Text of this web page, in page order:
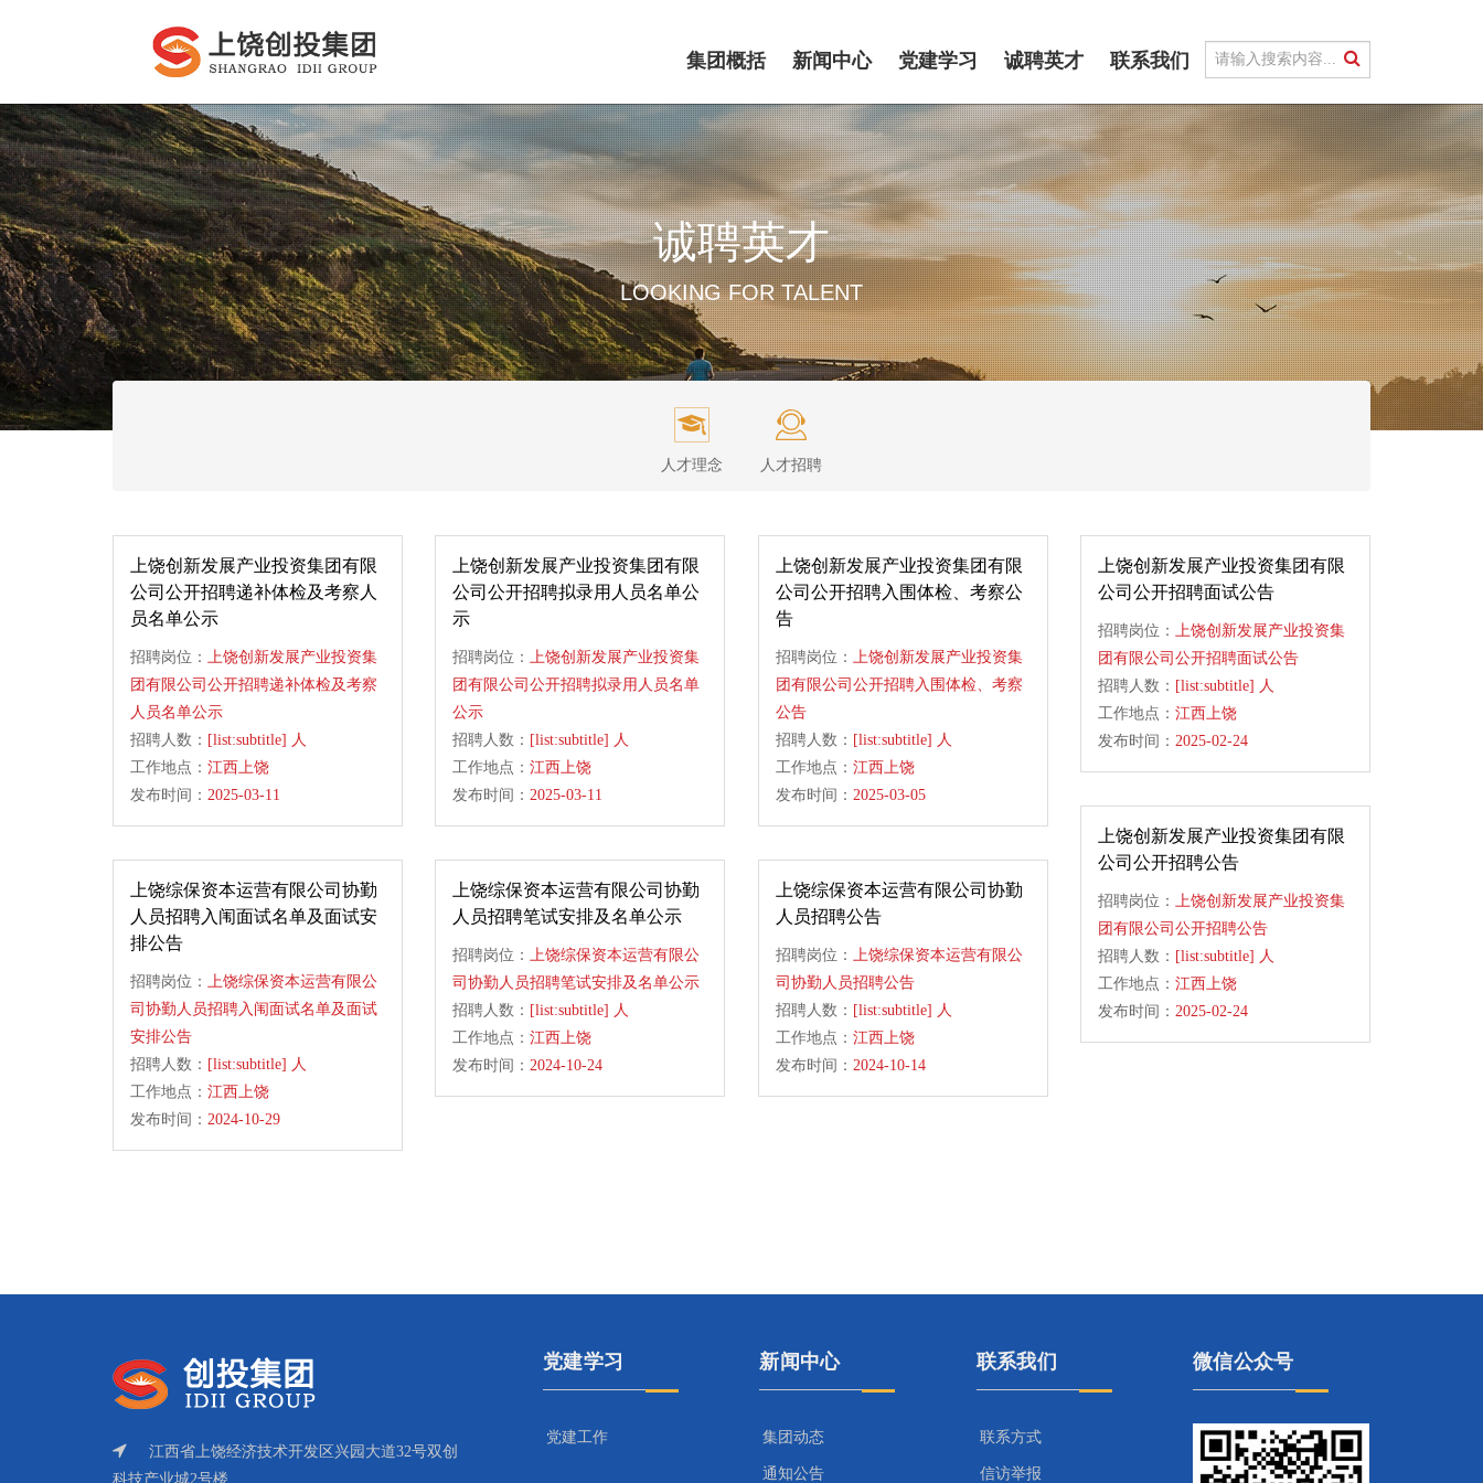
集团概括 新闻中心 党建学习 诚聘英才 联系我们
诚聘英才
LOOKING FOR TALENT
人才理念 人才招聘
上饶创新发展产业投资集团有限
公司公开招聘递补体检及考察人
员名单公示
招聘岗位： 上饶创新发展产业投资集
团有限公司公开招聘递补体检及考察
人员名单公示
招聘人数： [list:subtitle] 人
工作地点： 江西上饶
发布时间： 2025-03-11
上饶创新发展产业投资集团有限
公司公开招聘拟录用人员名单公
示
招聘岗位： 上饶创新发展产业投资集
团有限公司公开招聘拟录用人员名单
公示
招聘人数： [list:subtitle] 人
工作地点： 江西上饶
发布时间： 2025-03-11
上饶创新发展产业投资集团有限
公司公开招聘入围体检、考察公
告
招聘岗位： 上饶创新发展产业投资集
团有限公司公开招聘入围体检、考察
公告
招聘人数： [list:subtitle] 人
工作地点： 江西上饶
发布时间： 2025-03-05
上饶创新发展产业投资集团有限
公司公开招聘面试公告
招聘岗位： 上饶创新发展产业投资集
团有限公司公开招聘面试公告
招聘人数： [list:subtitle] 人
工作地点： 江西上饶
发布时间： 2025-02-24
上饶创新发展产业投资集团有限
公司公开招聘公告
招聘岗位： 上饶创新发展产业投资集
团有限公司公开招聘公告
招聘人数： [list:subtitle] 人
工作地点： 江西上饶
发布时间： 2025-02-24
上饶综保资本运营有限公司协勤
人员招聘入闱面试名单及面试安
排公告
招聘岗位： 上饶综保资本运营有限公
司协勤人员招聘入闱面试名单及面试
安排公告
招聘人数： [list:subtitle] 人
工作地点： 江西上饶
发布时间： 2024-10-29
上饶综保资本运营有限公司协勤
人员招聘笔试安排及名单公示
招聘岗位： 上饶综保资本运营有限公
司协勤人员招聘笔试安排及名单公示
招聘人数： [list:subtitle] 人
工作地点： 江西上饶
发布时间： 2024-10-24
上饶综保资本运营有限公司协勤
人员招聘公告
招聘岗位： 上饶综保资本运营有限公
司协勤人员招聘公告
招聘人数： [list:subtitle] 人
工作地点： 江西上饶
发布时间： 2024-10-14
江西省上饶经济技术开发区兴园大道32号双创
科技产业城2号楼
党建学习
党建工作
新闻中心
集团动态
通知公告
联系我们
联系方式
信访举报
微信公众号